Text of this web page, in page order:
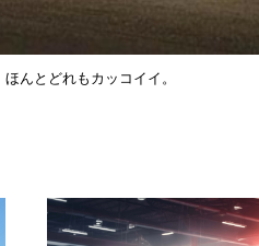
んとどれもカッコイイ。